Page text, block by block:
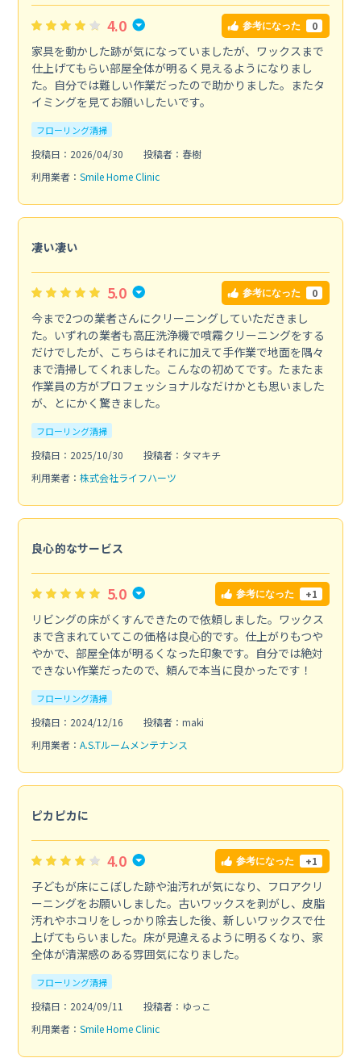
4.0 参考になった 0
家具を動かした跡が気になっていましたが、ワックスまで
仕上げてもらい部屋全体が明るく見えるようになりまし
た。自分では難しい作業だったので助かりました。またタ
イミングを見てお願いしたいです。
フローリング清掃
投稿日：2026/04/30
投稿者：春樹
利用業者： Smile Home Clinic
凄い凄い
5.0 参考になった 0
今まで2つの業者さんにクリーニングしていただきまし
た。いずれの業者も高圧洗浄機で噴霧クリーニングをする
だけでしたが、こちらはそれに加えて手作業で地面を隅々
まで清掃してくれました。こんなの初めてです。たまたま
作業員の方がプロフェッショナルなだけかとも思いました
が、とにかく驚きました。
フローリング清掃
投稿日：2025/10/30
投稿者：タマキチ
利用業者： 株式会社ライフハーツ
良心的なサービス
5.0 参考になった +1
リビングの床がくすんできたので依頼しました。ワックス
まで含まれていてこの価格は良心的です。仕上がりもつや
やかで、部屋全体が明るくなった印象です。自分では絶対
できない作業だったので、頼んで本当に良かったです！
フローリング清掃
投稿日：2024/12/16
投稿者：maki
利用業者： A.S.Tルームメンテナンス
ピカピカに
4.0 参考になった +1
子どもが床にこぼした跡や油汚れが気になり、フロアクリ
ーニングをお願いしました。古いワックスを剥がし、皮脂
汚れやホコリをしっかり除去した後、新しいワックスで仕
上げてもらいました。床が見違えるように明るくなり、家
全体が清潔感のある雰囲気になりました。
フローリング清掃
投稿日：2024/09/11
投稿者：ゆっこ
利用業者： Smile Home Clinic